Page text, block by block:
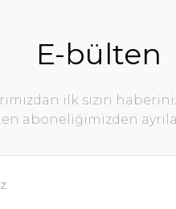
E-bülten
ilk sizin
aboneliğimizden